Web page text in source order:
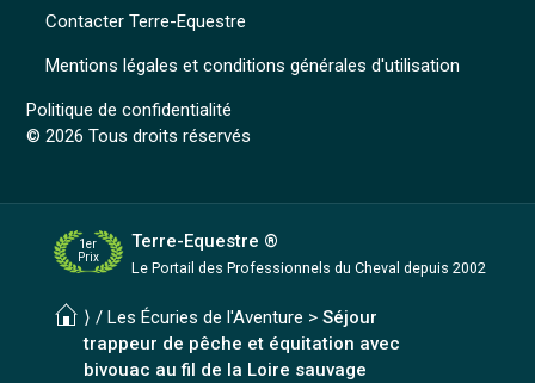
Mentions légales et conditions générales d'utilisation
Politique de confidentialité
© 2026 Tous droits réservés
Contacter Terre-Equestre
1er
Prix
Terre-Equestre ®
Le Portail des Professionnels du Cheval depuis 2002
⟩ / Les Écuries de l'Aventure > Séjour
trappeur de pêche et équitation avec
bivouac au fil de la Loire sauvage